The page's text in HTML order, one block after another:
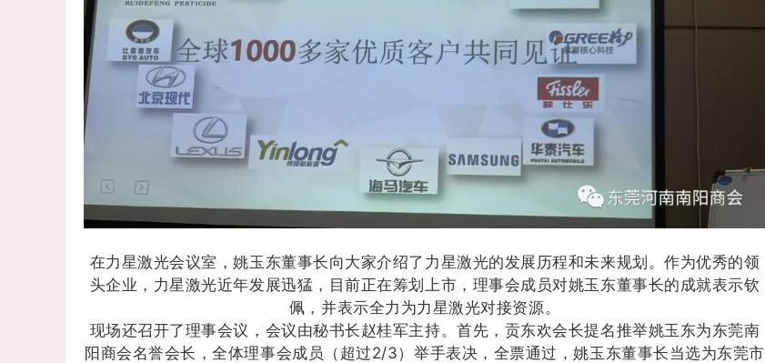
在力星激光会议室，姚玉东董事长向大家介绍了力星激光的发展历程和未来规划。作为优秀的领
头企业，力星激光近年发展迅猛，目前正在筹划上市，理事会成员对姚玉东董事长的成就表示钦
佩，并表示全力为力星激光对接资源。
现场还召开了理事会议，会议由秘书长赵桂军主持。首先，贡东欢会长提名推举姚玉东为东莞南
阳商会名誉会长，全体理事会成员（超过2/3）举手表决，全票通过，姚玉东董事长当选为东莞市